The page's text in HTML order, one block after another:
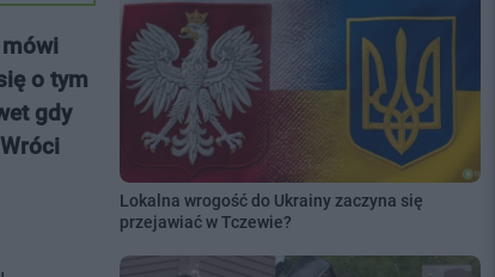
o tym
gdy
Lokalna wrogość do Ukrainy zaczyna się
przejawiać w Tczewie?